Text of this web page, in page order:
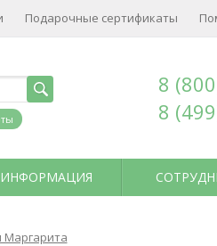
Подарочные сертификаты
8
8
ИНФОРМАЦИЯ
Маргарита